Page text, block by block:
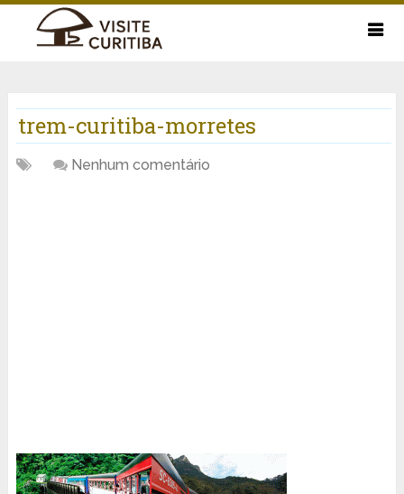
trem-curitiba-morretes
Nenhum comentário